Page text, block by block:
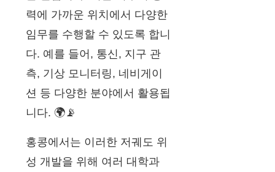
력에 가까운 위치에서 다양한
임무를 수행할 수 있도록 합니
다. 예를 들어, 통신, 지구 관
측, 기상 모니터링, 네비게이
션 등 다양한 분야에서 활용됩
니다. 🌍📡
홍콩에서는 이러한 저궤도 위
성 개발을 위해 여러 대학과